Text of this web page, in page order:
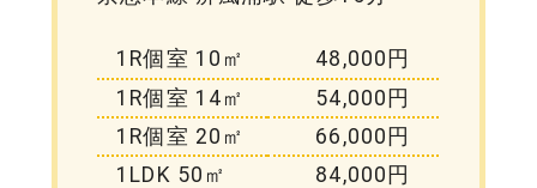
1R個室 10㎡
48,000円
1R個室 14㎡
54,000円
1R個室 20㎡
66,000円
1LDK 50㎡
84,000円